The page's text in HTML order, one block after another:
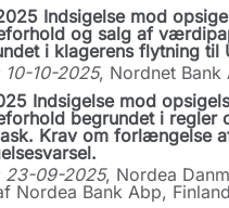
Indsigelse mod
og salg af
i klagerens flytning til
10-10-2025, Nordnet Bank
Indsigelse mod
begrundet i regler
Krav om forlængelse
23-09-2025, Nordea
Nordea Bank Abp, Finland